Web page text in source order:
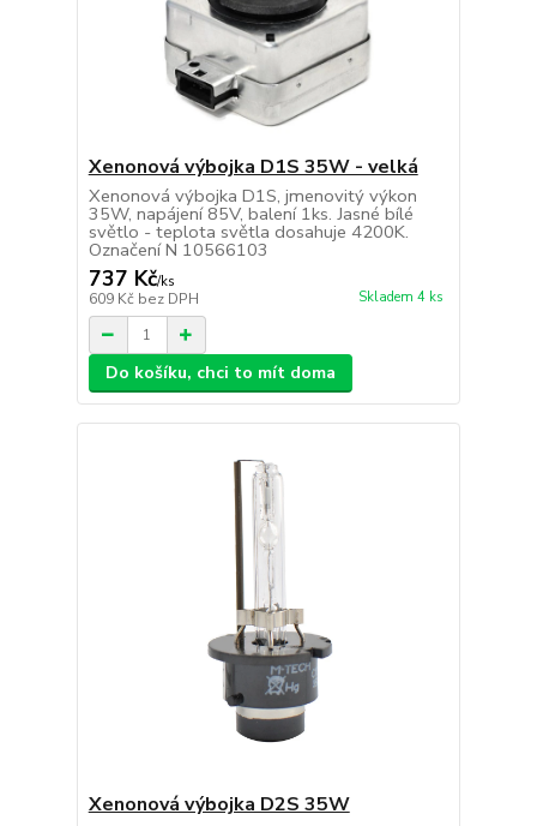
Xenonová výbojka D1S 35W - velká
Xenonová výbojka D1S, jmenovitý výkon
35W, napájení 85V, balení 1ks. Jasné bílé
světlo - teplota světla dosahuje 4200K.
Označení N 10566103
737 Kč/ks
609 Kč bez DPH Skladem 4 ks
Do košíku, chci to mít doma
Xenonová výbojka D2S 35W